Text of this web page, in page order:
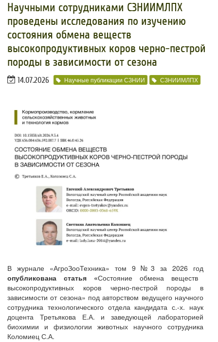
Научными сотрудниками СЗНИИМЛПХ
проведены исследования по изучению
состояния обмена веществ
высокопродуктивных коров черно-пестрой
породы в зависимости от сезона
14.07.2026 Научные публикации СЗНИИ СЗНИИМЛПХ
В журнале «АгроЗооТехника» том 9 №3 за 2026 год
опубликована статья «Состояние обмена веществ
высокопродуктивных коров черно-пестрой породы в
зависимости от сезона» под авторством ведущего научного
сотрудника технологического отдела кандидата с.-х. наук
доцента Третьякова Е.А. и заведующей лабораторией
биохимии и физиологии животных научного сотрудника
Коломиец С.А.